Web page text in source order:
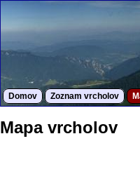
Domov Zoznam vrcholov
Mapa vrcholov